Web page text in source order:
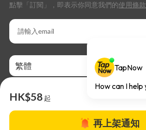
HK$58 起
再上架通知
點擊「訂閱」，即表示你同意我們的使用條款
繁體